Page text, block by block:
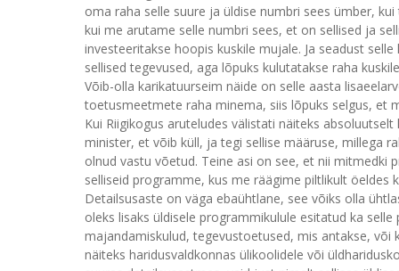
oma raha selle suure ja üldise numbri sees ümber,
kui me arutame selle numbri sees, et on sellised ja
investeeritakse hoopis kuskile mujale. Ja seadust
sellised tegevused, aga lõpuks kulutatakse raha
Võib-olla karikatuurseim näide on selle aasta
toetusmeetmete raha minema, siis lõpuks selgus, et
Kui Riigikogus aruteludes välistati näiteks
minister, et võib küll, ja tegi sellise määruse, millega
olnud vastu võetud. Teine asi on see, et nii mitmedki
selliseid programme, kus me räägime piltlikult
Detailsusaste on väga ebaühtlane, see võiks olla
oleks lisaks üldisele programmikulule esitatud ka
majandamiskulud, tegevustoetused, mis antakse, või
näiteks haridusvaldkonnas ülikoolidele või